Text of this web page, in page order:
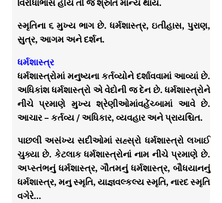
વિરોધાભાસ હોય તો જ શ્રુતિ માન્ય થાય.
સ્મૃતિના ૬ મુખ્ય ભાગ છે. ધર્મશાસ્ત્ર, ઇતીહાસ, પુરાણ,
સુત્ર, આગમ અને દર્શન.
ધર્મશાસ્ત્ર
ધર્મશાસ્ત્રોમાં મનુષ્યના કર્તવ્યોને દર્શાવવામાં આવ્યાં છે.
અધિકાંશ ધર્મશાસ્ત્રો એ વેદોની જ દેન છે. ધર્મશાસ્ત્રોને
નીચે પ્રમાણે મુખ્ય શ્રેણીઓમાંવહેંચ્બામાં આવે છે.
આચાર – કર્તવ્ય / અધિકાર, વ્યવહાર અને પ્રાયશ્ચિત.
પાછલી અસંખ્ય સદીઓમાં સહ્સ્રો ધર્મશાસ્ત્રો લખાઈ
ચુક્યા છે. કેટલાક ધર્મશાસ્ત્રોનાં નામ નીચે પ્રમાણે છે.
અપ્સ્તંભનું ધર્મશાસ્ત્ર, ગૌતમનું ધર્મશાસ્ત્ર, બૌધયાનનું
ધર્મશાસ્ત્ર, મનુ સ્મૃતિ, યાજ્ઞવલ્કલ્ય સ્મૃતિ, નારદ સ્મૃતિ
વગેરે…